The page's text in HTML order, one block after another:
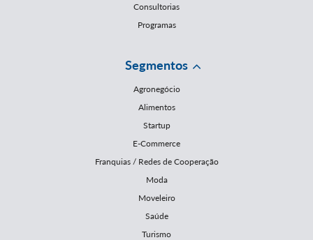
Consultorias
Programas
Segmentos
Agronegócio
Alimentos
Startup
E-Commerce
Franquias / Redes de Cooperação
Moda
Moveleiro
Saúde
Turismo